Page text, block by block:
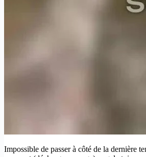
Impossible de passer à côté de la dernière